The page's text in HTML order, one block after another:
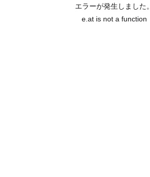
エラーが発生しました。
e.at is not a function